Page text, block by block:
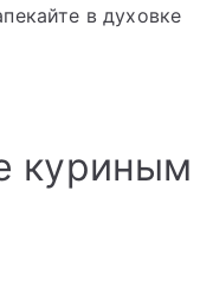
в духовке
куриным